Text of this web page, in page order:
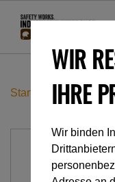
Startseite
WIR
IHRE
Wir binden